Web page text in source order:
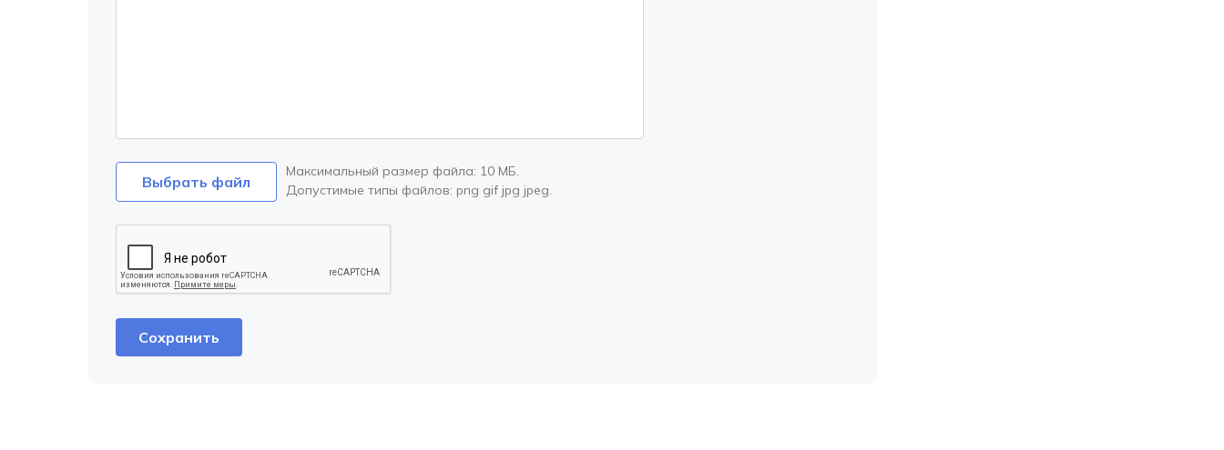
Выбрать файл
Максимальный размер файла: 10 МБ.
Допустимые типы файлов: png gif jpg jpeg.